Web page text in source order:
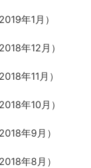
年1月）
年12月）
年11月）
年10月）
年9月）
年8月）